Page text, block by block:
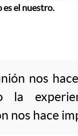
es el nuestro.
nos
la
nos hace